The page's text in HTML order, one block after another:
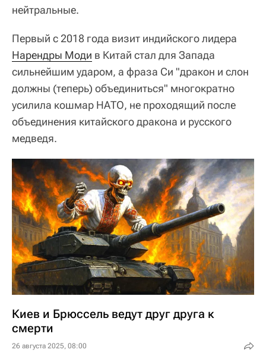
нейтральные.
Первый с 2018 года визит индийского лидера
Нарендры Моди в Китай стал для Запада
сильнейшим ударом, а фраза Си "дракон и слон
должны (теперь) объединиться" многократно
усилила кошмар НАТО, не проходящий после
объединения китайского дракона и русского
медведя.
Киев и Брюссель ведут друг друга к
смерти
26 августа 2025, 08:00